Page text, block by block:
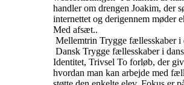
handler om drengen Joakim, der
internettet og derigennem møder
Med afsæt..
Mellemtrin Trygge fællesskaber i
Dansk Trygge fællesskaber i
Identitet, Trivsel To forløb, der
hvordan man kan arbejde med